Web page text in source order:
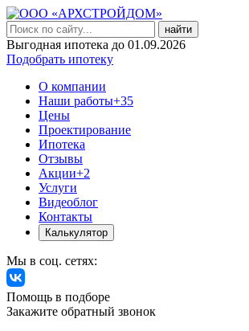
найти
Выгодная ипотека до 01.09.2026
Подобрать ипотеку
О компании
Наши работы+35
Цены
Проектирование
Ипотека
Отзывы
Акции+2
Услуги
Видеоблог
Контакты
Калькулятор
Мы в соц. сетях:
Помощь в подборе
Закажите обратный звонок